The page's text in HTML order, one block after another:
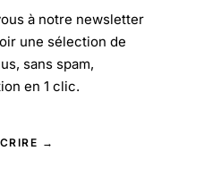
à notre newsletter
une sélection de
sans spam,
en 1 clic.
→